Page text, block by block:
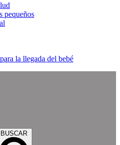
pequeños
la llegada del bebé
BUSCAR